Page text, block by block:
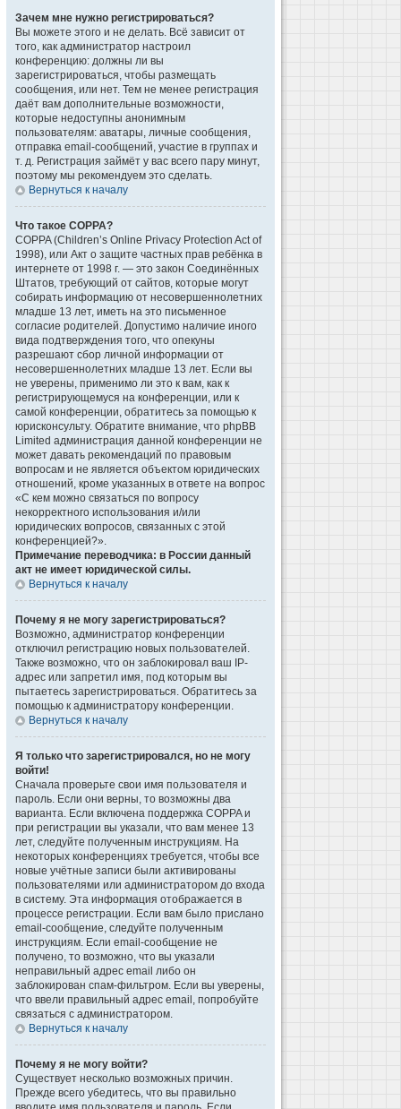
Зачем мне нужно регистрироваться?
Вы можете этого и не делать. Всё зависит от
того, как администратор настроил
конференцию: должны ли вы
зарегистрироваться, чтобы размещать
сообщения, или нет. Тем не менее регистрация
даёт вам дополнительные возможности,
которые недоступны анонимным
пользователям: аватары, личные сообщения,
отправка email-сообщений, участие в группах и
т. д. Регистрация займёт у вас всего пару минут,
поэтому мы рекомендуем это сделать.
Вернуться к началу
Что такое COPPA?
COPPA (Children’s Online Privacy Protection Act of
1998), или Акт о защите частных прав ребёнка в
интернете от 1998 г. — это закон Соединённых
Штатов, требующий от сайтов, которые могут
собирать информацию от несовершеннолетних
младше 13 лет, иметь на это письменное
согласие родителей. Допустимо наличие иного
вида подтверждения того, что опекуны
разрешают сбор личной информации от
несовершеннолетних младше 13 лет. Если вы
не уверены, применимо ли это к вам, как к
регистрирующемуся на конференции, или к
самой конференции, обратитесь за помощью к
юрисконсульту. Обратите внимание, что phpBB
Limited администрация данной конференции не
может давать рекомендаций по правовым
вопросам и не является объектом юридических
отношений, кроме указанных в ответе на вопрос
«С кем можно связаться по вопросу
некорректного использования и/или
юридических вопросов, связанных с этой
конференцией?».
Примечание переводчика: в России данный
акт не имеет юридической силы.
Вернуться к началу
Почему я не могу зарегистрироваться?
Возможно, администратор конференции
отключил регистрацию новых пользователей.
Также возможно, что он заблокировал ваш IP-
адрес или запретил имя, под которым вы
пытаетесь зарегистрироваться. Обратитесь за
помощью к администратору конференции.
Вернуться к началу
Я только что зарегистрировался, но не могу
войти!
Сначала проверьте свои имя пользователя и
пароль. Если они верны, то возможны два
варианта. Если включена поддержка COPPA и
при регистрации вы указали, что вам менее 13
лет, следуйте полученным инструкциям. На
некоторых конференциях требуется, чтобы все
новые учётные записи были активированы
пользователями или администратором до входа
в систему. Эта информация отображается в
процессе регистрации. Если вам было прислано
email-сообщение, следуйте полученным
инструкциям. Если email-сообщение не
получено, то возможно, что вы указали
неправильный адрес email либо он
заблокирован спам-фильтром. Если вы уверены,
что ввели правильный адрес email, попробуйте
связаться с администратором.
Вернуться к началу
Почему я не могу войти?
Существует несколько возможных причин.
Прежде всего убедитесь, что вы правильно